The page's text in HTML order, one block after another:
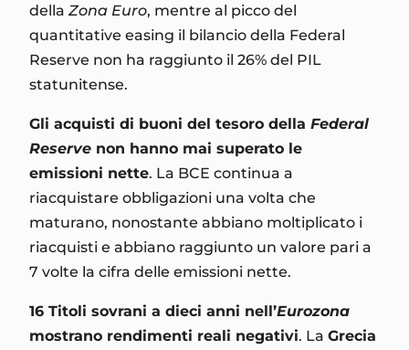
della Zona Euro, mentre al picco del
quantitative easing il bilancio della Federal
Reserve non ha raggiunto il 26% del PIL
statunitense.
Gli acquisti di buoni del tesoro della Federal
Reserve non hanno mai superato le
emissioni nette. La BCE continua a
riacquistare obbligazioni una volta che
maturano, nonostante abbiano moltiplicato i
riacquisti e abbiano raggiunto un valore pari a
7 volte la cifra delle emissioni nette.
16 Titoli sovrani a dieci anni nell’Eurozona
mostrano rendimenti reali negativi. La Grecia